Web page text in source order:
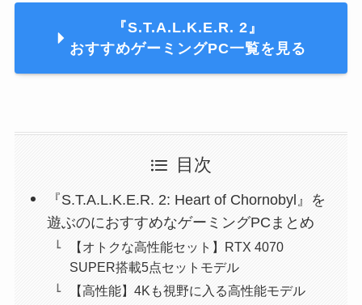
『S.T.A.L.K.E.R. 2』
おすすめゲーミングPC一覧を見る
目次
『S.T.A.L.K.E.R. 2: Heart of Chornobyl』を
遊ぶのにおすすめなゲーミングPCまとめ
【オトクな高性能セット】RTX 4070
SUPER搭載5点セットモデル
【高性能】4Kも視野に入る高性能モデル